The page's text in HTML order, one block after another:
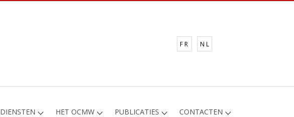
FR NL
DIENSTEN HET OCMW PUBLICATIES CONTACTEN